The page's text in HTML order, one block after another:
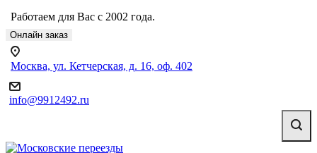
Работаем для Вас с 2002 года.
Онлайн заказ
Москва, ул. Кетчерская, д. 16, оф. 402
info@9912492.ru